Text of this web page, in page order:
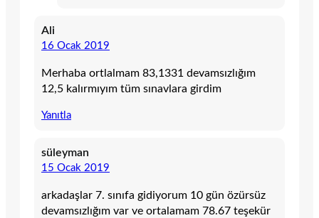
Ali
16 Ocak 2019
Merhaba ortlalmam 83,1331 devamsızlığım
12,5 kalırmıyım tüm sınavlara girdim
Yanıtla
süleyman
15 Ocak 2019
arkadaşlar 7. sınıfa gidiyorum 10 gün özürsüz
devamsızlığım var ve ortalamam 78.67 teşekür